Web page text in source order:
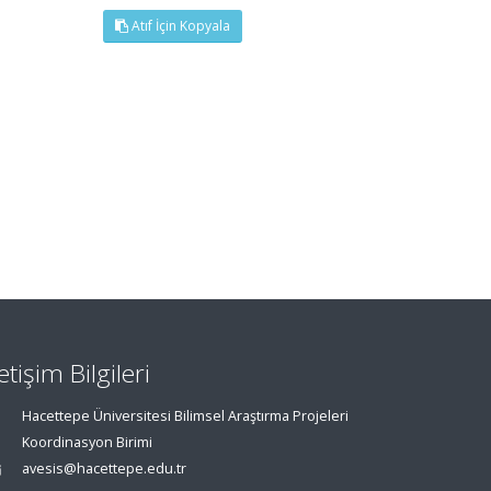
Atıf İçin Kopyala
Bilgileri
Hacettepe Üniversitesi Bilimsel Araştırma Projeleri
Koordinasyon Birimi
avesis@hacettepe.edu.tr